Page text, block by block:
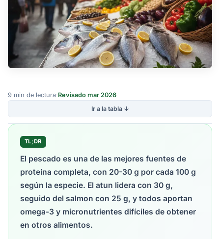
9 min de lectura·Revisado mar 2026
Ir a la tabla ↓
TL;DR
El pescado es una de las mejores fuentes de
proteína completa, con 20-30 g por cada 100 g
según la especie. El atun lidera con 30 g,
seguido del salmon con 25 g, y todos aportan
omega-3 y micronutrientes difíciles de obtener
en otros alimentos.